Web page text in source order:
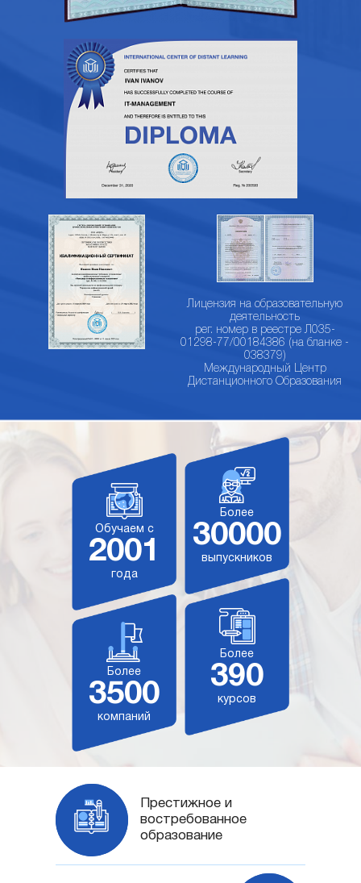
Лицензия на образовательную
деятельность
рег. номер в реестре Л035-
01298-77/00184386 (на бланке -
038379)
Международный Центр
Дистанционного Образования
Обучаем с
2001
года
Более
30000
выпускников
Более
3500
компаний
Более
390
курсов
Престижное и
востребованное
образование